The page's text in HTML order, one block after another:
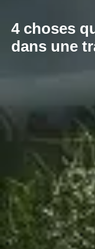
4 choses
dans une